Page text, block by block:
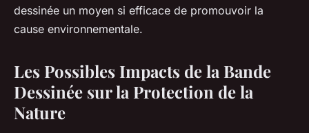
dessinée un moyen si efficace de promouvoir la
cause environnementale.
Les Possibles Impacts de la Bande
Dessinée sur la Protection de la
Nature